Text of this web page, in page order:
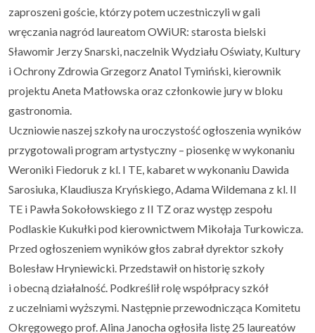
zaproszeni goście, którzy potem uczestniczyli w gali
wręczania nagród laureatom OWiUR: starosta bielski
Sławomir Jerzy Snarski, naczelnik Wydziału Oświaty, Kultury
i Ochrony Zdrowia Grzegorz Anatol Tymiński, kierownik
projektu Aneta Matłowska oraz członkowie jury w bloku
gastronomia.
Uczniowie naszej szkoły na uroczystość ogłoszenia wyników
przygotowali program artystyczny – piosenkę w wykonaniu
Weroniki Fiedoruk z kl. I TE, kabaret w wykonaniu Dawida
Sarosiuka, Klaudiusza Kryńskiego, Adama Wildemana z kl. II
TE i Pawła Sokołowskiego z II TZ oraz występ zespołu
Podlaskie Kukułki pod kierownictwem Mikołaja Turkowicza.
Przed ogłoszeniem wyników głos zabrał dyrektor szkoły
Bolesław Hryniewicki. Przedstawił on historię szkoły
i obecną działalność. Podkreślił rolę współpracy szkół
z uczelniami wyższymi. Następnie przewodnicząca Komitetu
Okręgowego prof. Alina Janocha ogłosiła listę 25 laureatów